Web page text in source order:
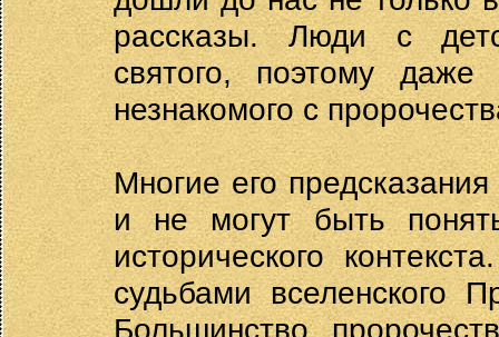
рассказы. Люди с
святого, поэтому
незнакомого с
Многие его
и не могут быть
исторического
судьбами вселенского
Большинство